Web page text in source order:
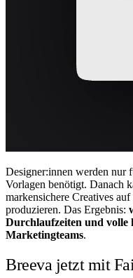
Designer:innen werden nur
Vorlagen benötigt. Danach
markensichere Creatives
produzieren. Das Ergebnis:
Durchlaufzeiten und
Marketingteams.
Breeva jetzt mit